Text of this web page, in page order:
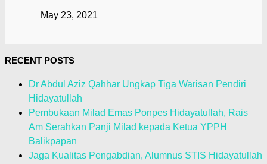
May 23, 2021
RECENT POSTS
Dr Abdul Aziz Qahhar Ungkap Tiga Warisan Pendiri
Hidayatullah
Pembukaan Milad Emas Ponpes Hidayatullah, Rais
Am Serahkan Panji Milad kepada Ketua YPPH
Balikpapan
Jaga Kualitas Pengabdian, Alumnus STIS Hidayatullah